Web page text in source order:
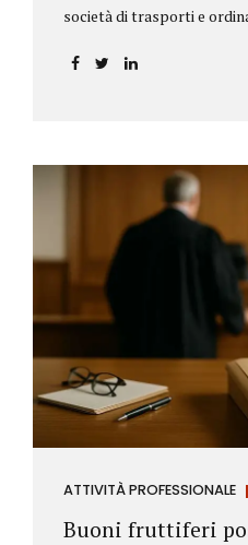
società di trasporti e
ATTIVITÀ PROFESSIONALE
Buoni fruttiferi